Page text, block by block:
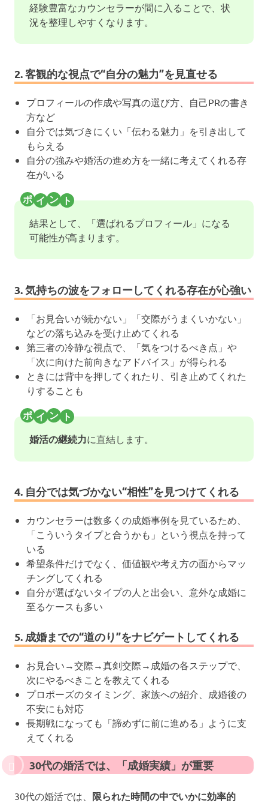
経験豊富なカウンセラーが間に入ることで、状
況を整理しやすくなります。
2. 客観的な視点で“自分の魅力”を見直せる
プロフィールの作成や写真の選び方、自己PRの書き
方など
自分では気づきにくい「伝わる魅力」を引き出して
もらえる
自分の強みや婚活の進め方を一緒に考えてくれる存
在がいる
結果として、「選ばれるプロフィール」になる
可能性が高まります。
3. 気持ちの波をフォローしてくれる存在が心強い
「お見合いが続かない」「交際がうまくいかない」
などの落ち込みを受け止めてくれる
第三者の冷静な視点で、「気をつけるべき点」や
「次に向けた前向きなアドバイス」が得られる
ときには背中を押してくれたり、引き止めてくれた
りすることも
婚活の継続力に直結します。
4. 自分では気づかない“相性”を見つけてくれる
カウンセラーは数多くの成婚事例を見ているため、
「こういうタイプと合うかも」という視点を持って
いる
希望条件だけでなく、価値観や考え方の面からマッ
チングしてくれる
自分が選ばないタイプの人と出会い、意外な成婚に
至るケースも多い
5. 成婚までの“道のり”をナビゲートしてくれる
お見合い→交際→真剣交際→成婚の各ステップで、
次にやるべきことを教えてくれる
プロポーズのタイミング、家族への紹介、成婚後の
不安にも対応
長期戦になっても「諦めずに前に進める」ように支
えてくれる
30代の婚活では、「成婚実績」が重要
30代の婚活では、 限られた時間の中でいかに効率的